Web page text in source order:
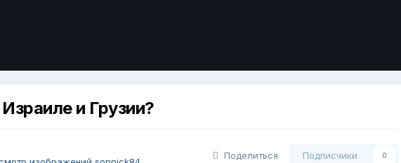
и Грузии?
Поделиться Подписчики 0